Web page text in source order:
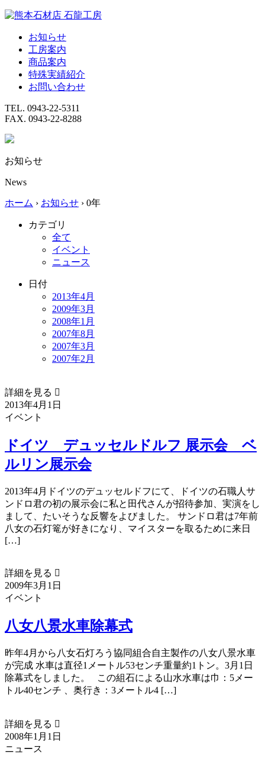
Skip
contentお知らせ
工房案内
商品案内
特殊実績紹介
お問い合わせ
TEL. 0943-22-5311
FAX. 0943-22-8288
お知らせ
News
ホーム › お知らせ › 0年
カテゴリ
全て
イベント
ニュース
日付
2013年4月
2009年3月
2008年1月
2007年8月
2007年3月
2007年2月
詳細を見る 
2013年4月1日
イベント
ドイツ デュッセルドルフ 展示会 ベ
ルリン展示会
2013年4月ドイツのデュッセルドフにて、ドイツの石職人サ
ンドロ君の初の展示会に私と田代さんが招待参加、実演をし
まして、たいそうな反響をよびました。 サンドロ君は7年前
八女の石灯篭が好きになり、マイスターを取るために来日
[…]
詳細を見る 
2009年3月1日
イベント
八女八景水車除幕式
昨年4月から八女石灯ろう協同組合自主製作の八女八景水車
が完成 水車は直径1メートル53センチ重量約1トン。3月1日
除幕式をしました。 この組石による山水水車は巾：5メー
トル40センチ 、奥行き：3メートル4 […]
詳細を見る 
2008年1月1日
ニュース